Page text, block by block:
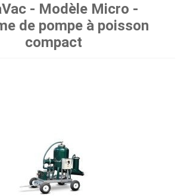
- Modèle Micro -
de pompe à poisson
compact